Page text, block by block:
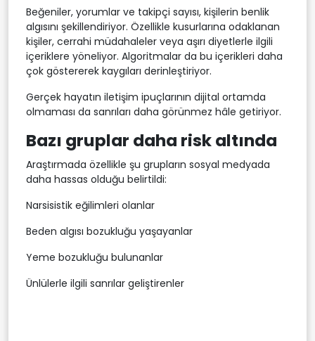
Beğeniler, yorumlar ve takipçi sayısı, kişilerin benlik
algısını şekillendiriyor. Özellikle kusurlarına odaklanan
kişiler, cerrahi müdahaleler veya aşırı diyetlerle ilgili
içeriklere yöneliyor. Algoritmalar da bu içerikleri daha
çok göstererek kaygıları derinleştiriyor.
Gerçek hayatın iletişim ipuçlarının dijital ortamda
olmaması da sanrıları daha görünmez hâle getiriyor.
Bazı gruplar daha risk altında
Araştırmada özellikle şu grupların sosyal medyada
daha hassas olduğu belirtildi:
Narsisistik eğilimleri olanlar
Beden algısı bozukluğu yaşayanlar
Yeme bozukluğu bulunanlar
Ünlülerle ilgili sanrılar geliştirenler